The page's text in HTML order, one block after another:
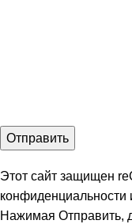
Этот сайт защищен
конфиденциальности
Нажимая Отправить,